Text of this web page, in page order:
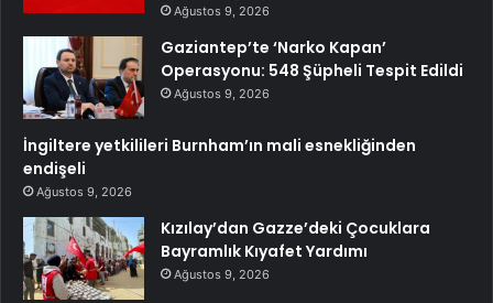
Ağustos 9, 2026
Gaziantep’te ‘Narko Kapan’
Operasyonu: 548 Şüpheli Tespit Edildi
Ağustos 9, 2026
İngiltere yetkilileri Burnham’ın mali esnekliğinden
endişeli
Ağustos 9, 2026
Kızılay’dan Gazze’deki Çocuklara
Bayramlık Kıyafet Yardımı
Ağustos 9, 2026